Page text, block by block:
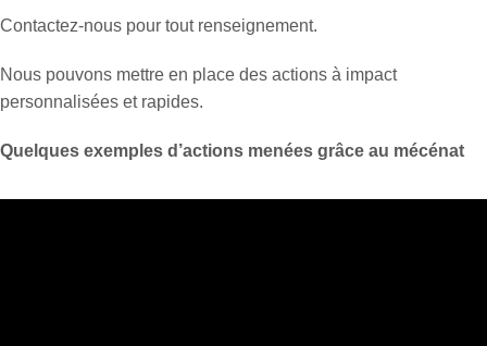
Contactez-nous pour tout renseignement.
Nous pouvons mettre en place des actions à impact
personnalisées et rapides.
Quelques exemples d’actions menées grâce au mécénat